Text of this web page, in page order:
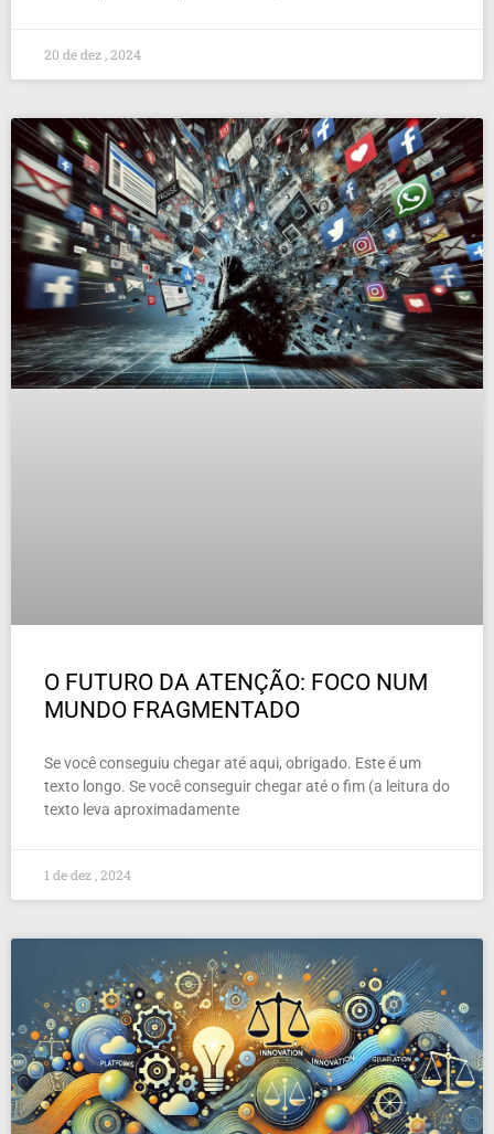
20 de dez , 2024
O FUTURO DA ATENÇÃO: FOCO NUM
MUNDO FRAGMENTADO
Se você conseguiu chegar até aqui, obrigado. Este é um
texto longo. Se você conseguir chegar até o fim (a leitura do
texto leva aproximadamente
1 de dez , 2024